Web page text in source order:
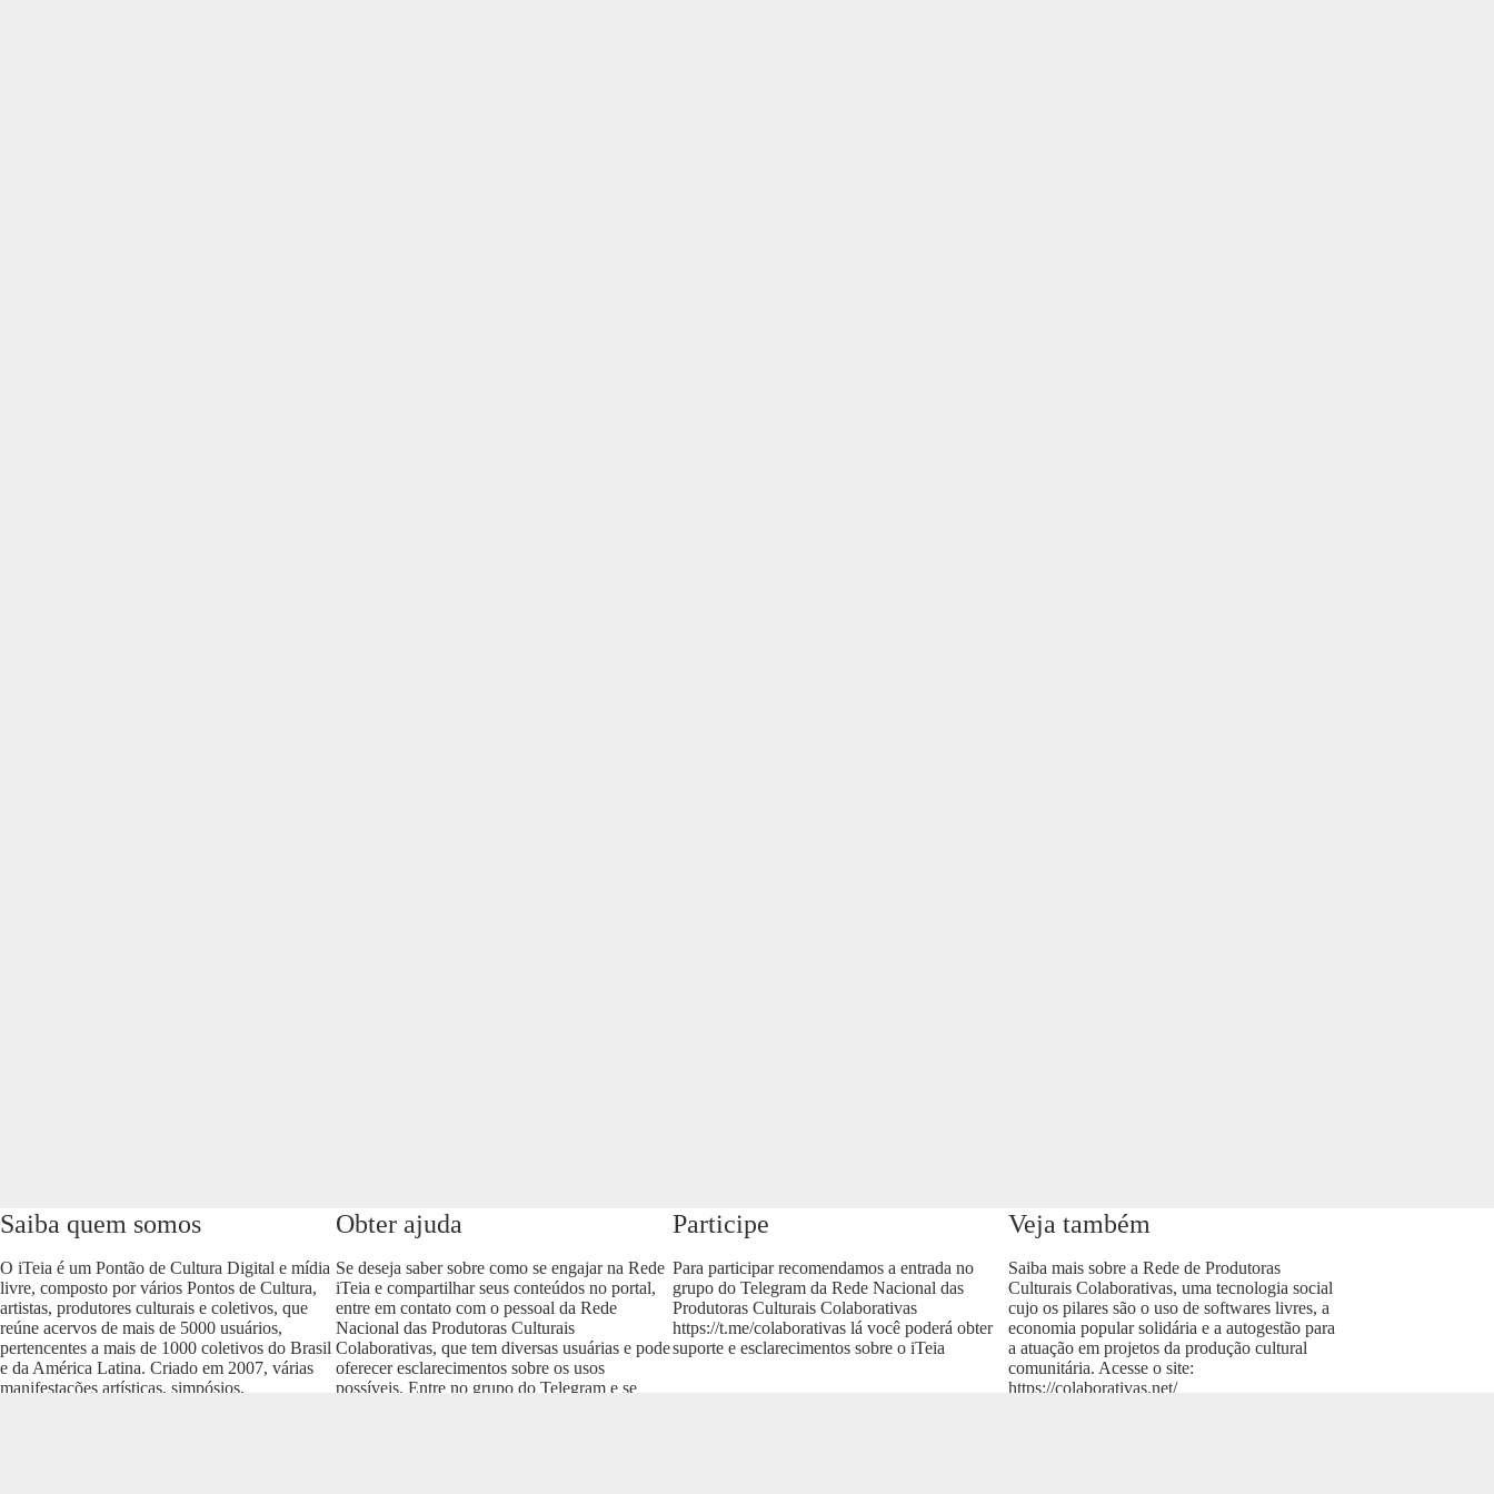
Saiba quem somos
O iTeia é um Pontão de Cultura Digital e mídia
livre, composto por vários Pontos de Cultura,
artistas, produtores culturais e coletivos, que
reúne acervos de mais de 5000 usuários,
pertencentes a mais de 1000 coletivos do Brasil
e da América Latina. Criado em 2007, várias
manifestações artísticas, simpósios,
Obter ajuda
Se deseja saber sobre como se engajar na Rede
iTeia e compartilhar seus conteúdos no portal,
entre em contato com o pessoal da Rede
Nacional das Produtoras Culturais
Colaborativas, que tem diversas usuárias e pode
oferecer esclarecimentos sobre os usos
possíveis. Entre no grupo do Telegram e se
Participe
Para participar recomendamos a entrada no
grupo do Telegram da Rede Nacional das
Produtoras Culturais Colaborativas
https://t.me/colaborativaslá você poderá obter
suporte e esclarecimentos sobre o iTeia
Veja também
Saiba mais sobre a Rede de Produtoras
Culturais Colaborativas, uma tecnologia social
cujo os pilares são o uso de softwares livres, a
economia popular solidária e a autogestão para
a atuação em projetos da produção cultural
comunitária. Acesse o site:
https://colaborativas.net/